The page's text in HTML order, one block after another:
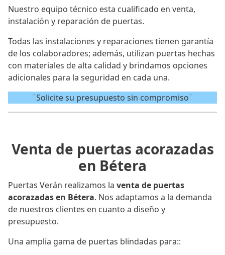
Nuestro equipo técnico esta cualificado en venta,
instalación y reparación de puertas.
Todas las instalaciones y reparaciones tienen garantía
de los colaboradores; además, utilizan puertas hechas
con materiales de alta calidad y brindamos opciones
adicionales para la seguridad en cada una.
¨Solicite su presupuesto sin compromiso¨
Venta de puertas acorazadas
en Bétera
Puertas Verán realizamos la venta de puertas
acorazadas en Bétera. Nos adaptamos a la demanda
de nuestros clientes en cuanto a diseño y
presupuesto.
Una amplia gama de puertas blindadas para::